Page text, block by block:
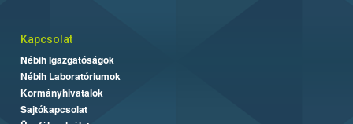
Kapcsolat
Nébih Igazgatóságok
Nébih Laboratóriumok
Kormányhivatalok
Sajtókapcsolat